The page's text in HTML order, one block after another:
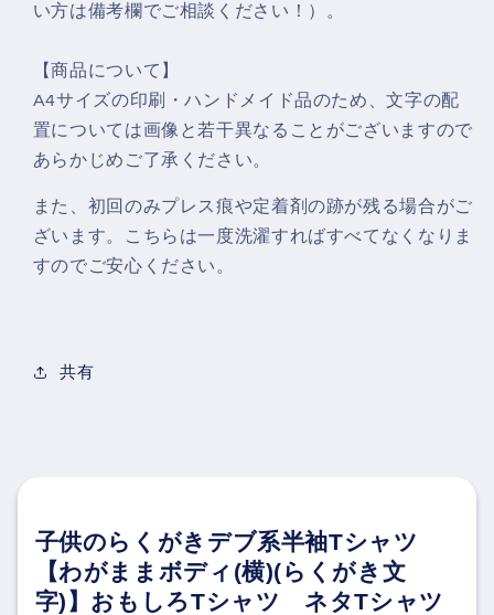
い方は備考欄でご相談ください！）。
【商品について】
A4サイズの印刷・ハンドメイド品のため、文字の配
置については画像と若干異なることがございますので
あらかじめご了承ください。
また、初回のみプレス痕や定着剤の跡が残る場合がご
ざいます。こちらは一度洗濯すればすべてなくなりま
すのでご安心ください。
共有
子供のらくがきデブ系半袖Tシャツ
【わがままボディ(横)(らくがき文
字)】おもしろTシャツ ネタTシャツ